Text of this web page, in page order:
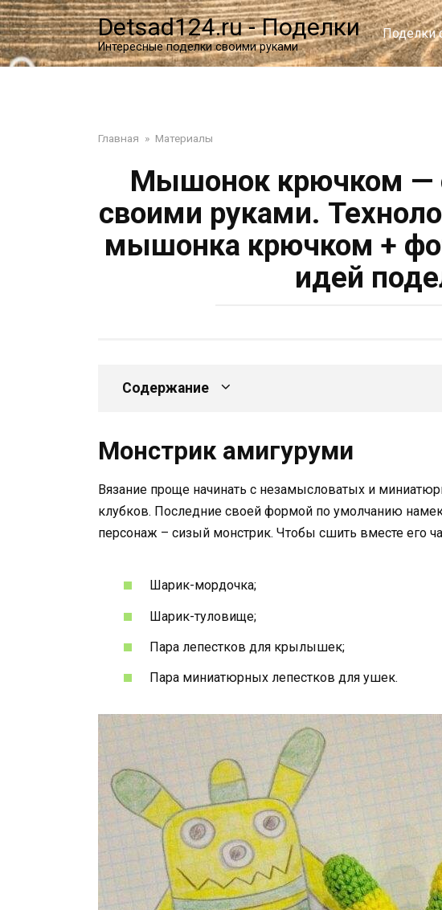
Перейти
к
контенту
Detsad124.ru - Поделки
Интересные поделки своими руками
Поделки
Главная » Материалы
Мышонок крючком —
своими руками.
мышонка крючком +
идей
Содержание
Монстрик амигуруми
Вязание проще начинать с незамысловатых и
клубков. Последние своей формой по умолчанию
персонаж – сизый монстрик. Чтобы сшить вместе его
Шарик-мордочка;
Шарик-туловище;
Пара лепестков для крылышек;
Пара миниатюрных лепестков для ушек.